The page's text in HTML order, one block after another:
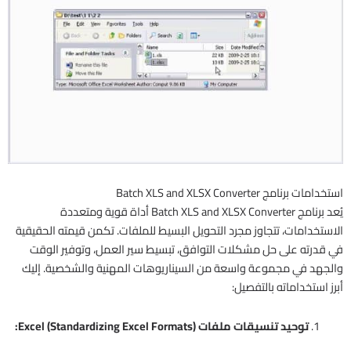
استخدامات برنامج Batch XLS and XLSX Converter
يُعد برنامج Batch XLS and XLSX Converter أداة قوية ومتعددة
الاستخدامات، تتجاوز مجرد التحويل البسيط للملفات. تكمن قيمته الحقيقية
في قدرته على حل مشكلات التوافق، تبسيط سير العمل، وتوفير الوقت
والجهد في مجموعة واسعة من السيناريوهات المهنية والشخصية. إليك
أبرز استخداماته بالتفصيل:
توحيد تنسيقات ملفات Excel (Standardizing Excel Formats):